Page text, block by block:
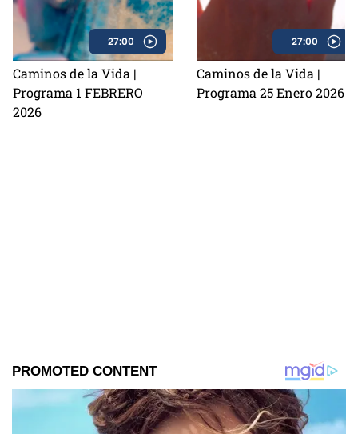
27:00
Caminos de la Vida |
Programa 1 FEBRERO
2026
27:00
Caminos de la Vida |
Programa 25 Enero 2026